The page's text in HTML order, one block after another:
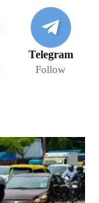
Telegram
Follow